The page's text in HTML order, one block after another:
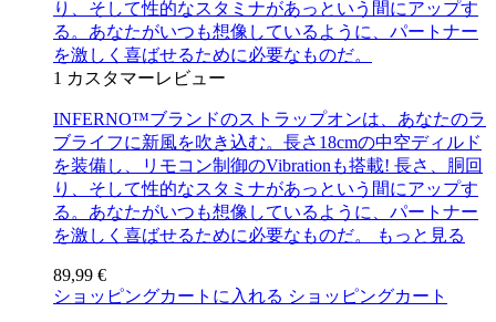
り、そして性的なスタミナがあっという間にアップす
る。あなたがいつも想像しているように、パートナー
を激しく喜ばせるために必要なものだ。
1 カスタマーレビュー
INFERNO™ブランドのストラップオンは、あなたのラ
ブライフに新風を吹き込む。長さ18cmの中空ディルド
を装備し、リモコン制御のVibrationも搭載! 長さ、胴回
り、そして性的なスタミナがあっという間にアップす
る。あなたがいつも想像しているように、パートナー
を激しく喜ばせるために必要なものだ。
もっと見る
89,99 €
ショッピングカートに入れる ショッピングカート